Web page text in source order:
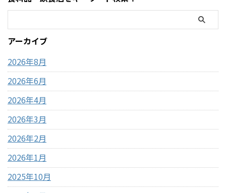
ださい。 写真付きのレビュー
ださい。
https://hubmedia.co.jp/costc
トコを訪れるのは毎年の楽し
みの一つですが、この時期の
営業時間変更や混雑状況には
アーカイブ
2026年8月
2026年6月
2026年4月
2026年3月
2026年2月
2026年1月
2025年10月